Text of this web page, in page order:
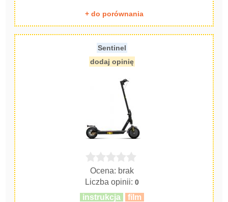
+ do porównania
Sentinel
dodaj opinię
Ocena: brak
Liczba opinii:0
instrukcja film